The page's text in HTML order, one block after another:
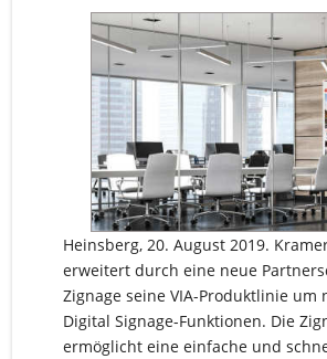
Heinsberg, 20. August 2019.
erweitert durch eine neue
Zignage seine VIA-Produktlinie um
Digital Signage-Funktionen. Die
ermöglicht eine einfache und